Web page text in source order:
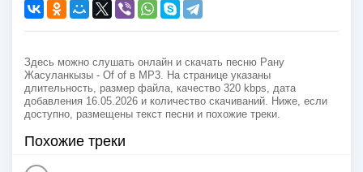
Здесь можно слушать онлайн и скачать песню Рану
Жасуланкызы - Of of в MP3. На странице указаны
длительность, размер файла, качество 320 kbps, дата
добавления 16.05.2026 и количество скачиваний. Ниже, если
доступно, размещены текст песни и похожие треки.
Похожие треки